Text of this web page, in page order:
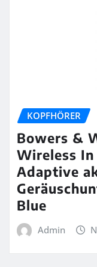
KOPFHÖRER
Bowers &
Wireless
Adaptive
Blue
Admin